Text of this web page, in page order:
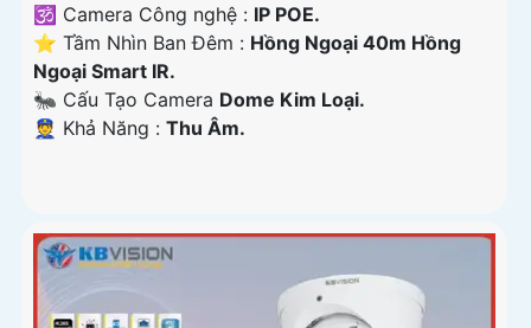
🕉️ Camera Công nghệ : IP POE.
⭐ Tầm Nhìn Ban Đêm : Hồng Ngoại 40m Hồng
Ngoại Smart IR.
🐜 Cấu Tạo Camera Dome Kim Loại.
️👮 Khả Năng : Thu Âm.